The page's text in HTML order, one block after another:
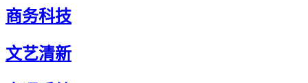
商务科技
文艺清新